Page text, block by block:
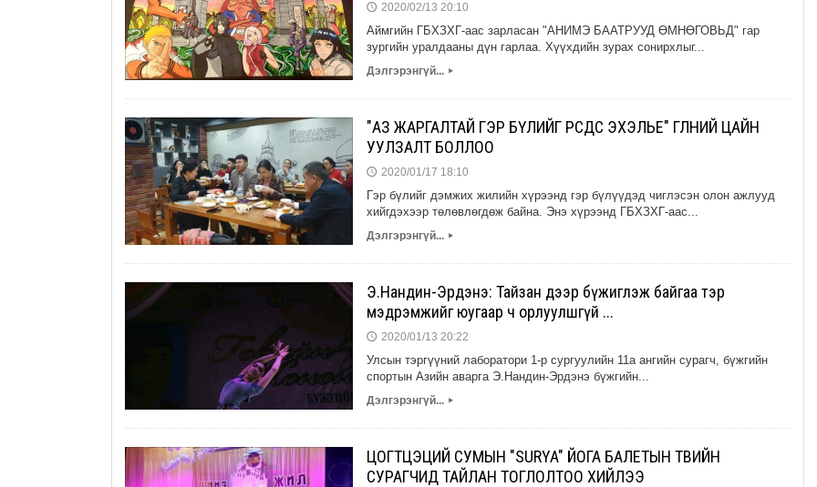
🕔 2020/02/13 20:10
Аймгийн ГБХЗХГ-аас зарласан "АНИМЭ БААТРУУД ӨМНӨГОВЬД" гар
зургийн уралдааны дүн гарлаа. Хүүхдийн зурах сонирхлыг...
Дэлгэрэнгүй... ▸
"АЗ ЖАРГАЛТАЙ ГЭР БҮЛИЙГ ӨӨРСДӨӨСӨӨ ЭХЭЛЬЕ" ӨГЛӨӨНИЙ ЦАЙН
УУЛЗАЛТ БОЛЛОО
🕔 2020/01/17 18:10
Гэр бүлийг дэмжих жилийн хүрээнд гэр бүлүүдэд чиглэсэн олон ажлууд
хийгдэхээр төлөвлөгдөж байна. Энэ хүрээнд ГБХЗХГ-аас...
Дэлгэрэнгүй... ▸
Э.Нандин-Эрдэнэ: Тайзан дээр бүжиглэж байгаа тэр
мэдрэмжийг юугаар ч орлуулшгүй ...
🕔 2020/01/13 20:22
Улсын тэргүүний лаборатори 1-р сургуулийн 11а ангийн сурагч, бүжгийн
спортын Азийн аварга Э.Нандин-Эрдэнэ бүжгийн...
Дэлгэрэнгүй... ▸
ЦОГТЦЭЦИЙ СУМЫН "SURYA" ЙОГА БАЛЕТЫН ТӨВИЙН
СУРАГЧИД ТАЙЛАН ТОГЛОЛТОО ХИЙЛЭЭ